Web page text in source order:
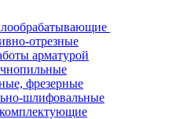
отрезные
арматурой
фрезерные
шлифовальные